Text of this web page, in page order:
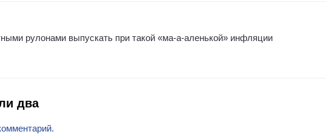
рулонами выпускать при такой «ма-а-аленькой» инфляции
два